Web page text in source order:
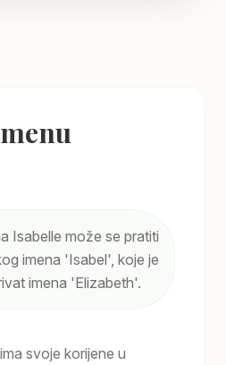
Isabelle može se pratiti
imena 'Isabel', koje je
imena 'Elizabeth'.
svoje korijene u